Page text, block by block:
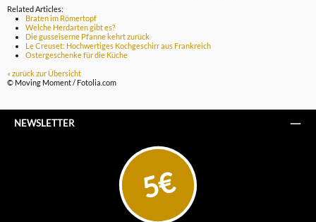
Related Articles:
Braten im Römertopf
Welche Herdarten gibt es?
Die gusseiserne Pfanne kehrt zurück
Le Creuset: Hochwertiges Kochgeschirr aus Frankreich
Ostergeschenke für die Küche
« zurück zur Übersicht
© Moving Moment / Fotolia.com
NEWSLETTER
5€